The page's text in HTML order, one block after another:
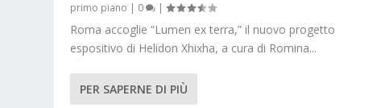
primo piano | 0 |
Roma accoglie “Lumen ex terra,” il nuovo progetto
espositivo di Helidon Xhixha, a cura di Romina...
PER SAPERNE DI PIÙ